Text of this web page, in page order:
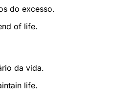
do excesso.
of life.
da vida.
life.